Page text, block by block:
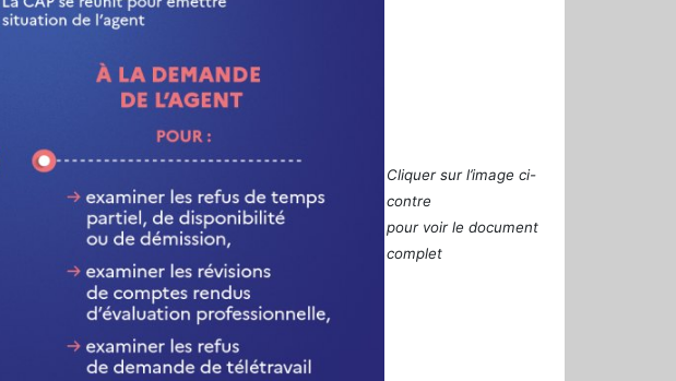
Cliquer sur l’image ci-
contre
pour voir le document
complet